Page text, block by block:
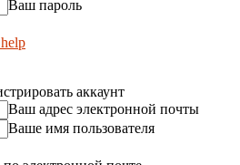
Ваш пароль
аккаунт
Ваш адрес электронной почты
Ваше имя пользователя